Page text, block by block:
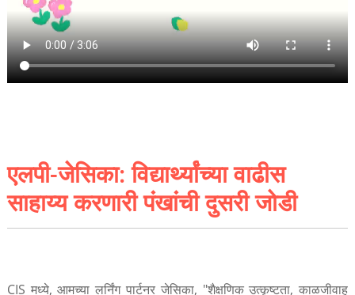
एलपी-जेसिका: विद्यार्थ्यांच्या वाढीस
साहाय्य करणारी पंखांची दुसरी जोडी
CIS मध्ये, आमच्या लर्निंग पार्टनर जेसिका, "शैक्षणिक उत्कृष्टता, काळजीवाहू